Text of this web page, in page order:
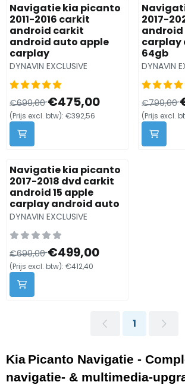
Navigatie kia picanto
2011-2016 carkit
android carkit
android auto apple
carplay
Merk:
DYNAVIN EXCLUSIVE
Van 699,00 voor 475,00, exclusief
€699,00€475,00
(Prijs excl. btw): €392,56
2017-
android
carplay
64gb
Merk:
DYNAVIN
Van
€799,00
(Prijs excl.
Navigatie kia picanto
2017-2018 dvd carkit
android 15 apple
carplay android auto
Merk:
DYNAVIN EXCLUSIVE
Van 699,00 voor 499,00, exclusief btw:
€699,00€499,00
(Prijs excl. btw): €412,40
1
Kia Picanto Navigatie -
navigatie‑ &